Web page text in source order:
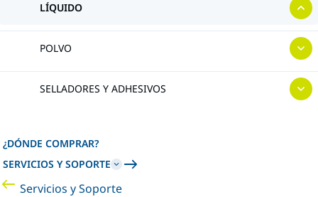
LÍQUIDO
POLVO
SELLADORES Y ADHESIVOS
¿DÓNDE COMPRAR?
SERVICIOS Y SOPORTE
Servicios y Soporte